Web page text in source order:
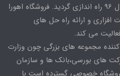
در سال 96 راه اندازی گردید. فروشگاه اهورا
و ارائه راه حل های
می کند.
مجموعه های بزرگی چون وزارت
های بورسی،بانک ها و سازمان
خصوصی گسترده است با